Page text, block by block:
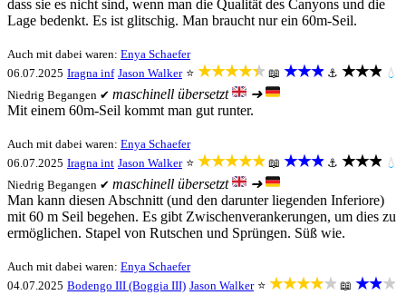
dass sie es nicht sind, wenn man die Qualität des Canyons und die
Lage bedenkt. Es ist glitschig. Man braucht nur ein 60m-Seil.
Auch mit dabei waren: Enya Schaefer
06.07.2025 Iragna inf Jason Walker ⭐ ★★★★★ 📖 ★★★ ⚓ ★★★ 💧
Niedrig Begangen ✔ maschinell übersetzt
➜
Mit einem 60m-Seil kommt man gut runter.
Auch mit dabei waren: Enya Schaefer
06.07.2025 Iragna int Jason Walker ⭐ ★★★★★ 📖 ★★★ ⚓ ★★★ 💧
Niedrig Begangen ✔ maschinell übersetzt
➜
Man kann diesen Abschnitt (und den darunter liegenden Inferiore)
mit 60 m Seil begehen. Es gibt Zwischenverankerungen, um dies zu
ermöglichen. Stapel von Rutschen und Sprüngen. Süß wie.
Auch mit dabei waren: Enya Schaefer
04.07.2025 Bodengo III (Boggia III) Jason Walker ⭐ ★★★★★ 📖 ★★★